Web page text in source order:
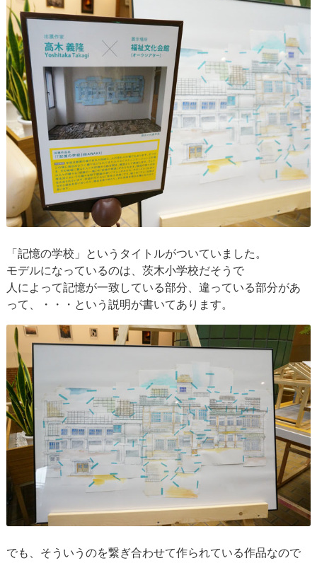
「記憶の学校」というタイトルがついていました。
モデルになっているのは、茨木小学校だそうで
人によって記憶が一致している部分、違っている部分があ
って、・・・という説明が書いてあります。
でも、そういうのを繋ぎ合わせて作られている作品なので